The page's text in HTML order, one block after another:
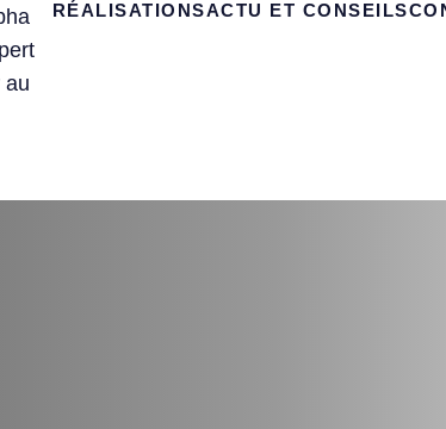
RÉALISATIONSACTU ET CONSEILS